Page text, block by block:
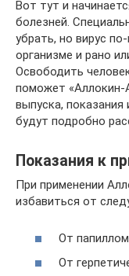
Вот тут и
болезней.
убрать, но вирус
организме и рано
Освободить
поможет «Аллокин-
выпуска,
будут подробно
Показания к
При применении
избавиться от
От
От